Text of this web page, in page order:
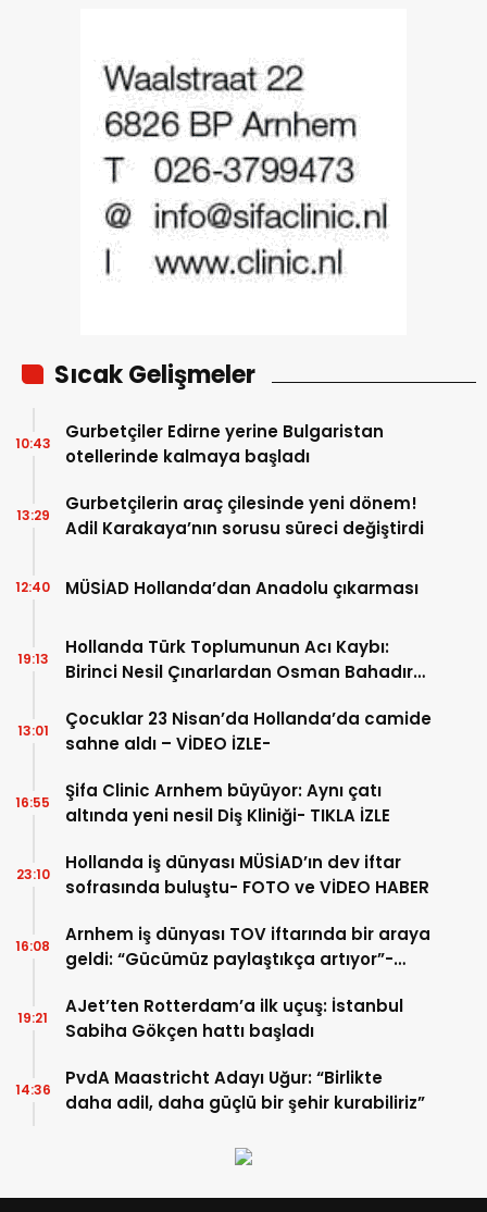
Sıcak Gelişmeler
Gurbetçiler Edirne yerine Bulgaristan
otellerinde kalmaya başladı
10:43
Gurbetçilerin araç çilesinde yeni dönem!
Adil Karakaya’nın sorusu süreci değiştirdi
13:29
MÜSİAD Hollanda’dan Anadolu çıkarması
12:40
Hollanda Türk Toplumunun Acı Kaybı:
Birinci Nesil Çınarlardan Osman Bahadır
19:13
Çocuklar 23 Nisan’da Hollanda’da camide
sahne aldı – VİDEO İZLE-
13:01
Şifa Clinic Arnhem büyüyor: Aynı çatı
altında yeni nesil Diş Kliniği- TIKLA İZLE
16:55
Hollanda iş dünyası MÜSİAD’ın dev iftar
sofrasında buluştu- FOTO ve VİDEO HABER
23:10
Arnhem iş dünyası TOV iftarında bir araya
geldi: “Gücümüz paylaştıkça artıyor”-
16:08
AJet’ten Rotterdam’a ilk uçuş: İstanbul
Sabiha Gökçen hattı başladı
19:21
PvdA Maastricht Adayı Uğur: “Birlikte
daha adil, daha güçlü bir şehir kurabiliriz”
14:36